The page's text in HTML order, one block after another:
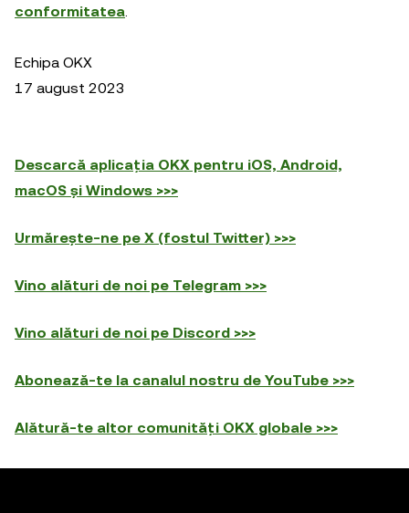
conformitatea.
Echipa OKX
17 august 2023
Descarcă aplicația OKX pentru iOS, Android,
macOS și Windows >>>
Urmărește-ne pe X (fostul Twitter) >>>
Vino alături de noi pe Telegram >>>
Vino alături de noi pe Discord >>>
Abonează-te la canalul nostru de YouTube >>>
Alătură-te altor comunități OKX globale >>>